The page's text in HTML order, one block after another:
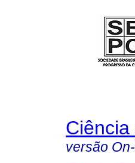
versão